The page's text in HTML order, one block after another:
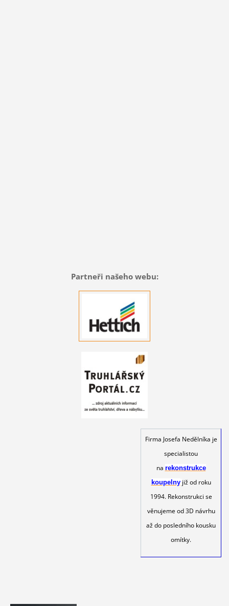
Partneři našeho webu:
Firma Josefa Nedělníka je
specialistou
na rekonstrukce
koupelny již od roku
1994. Rekonstrukci se
věnujeme od 3D návrhu
až do posledního kousku
omítky.